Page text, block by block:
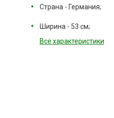
Страна - Германия;
Ширина - 53 см;
Все характеристики